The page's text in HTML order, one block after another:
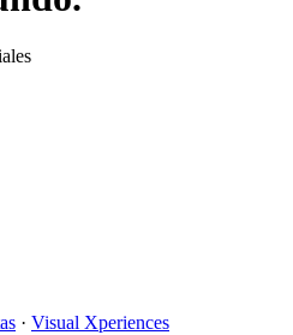
· Visual Xperiences